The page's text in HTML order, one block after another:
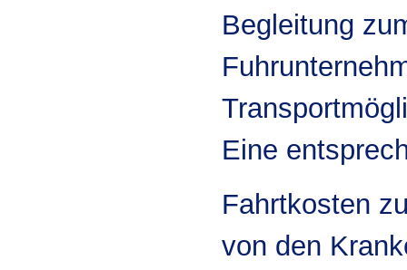
Begleitung
Eine
Fahrtkosten
von den